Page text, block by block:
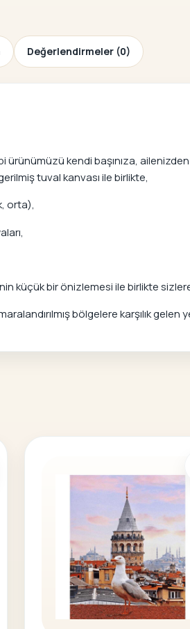
Değerlendirmeler (0)
ürünümüzü kendi başınıza,
tuval kanvası ile birlikte,
orta),
küçük bir önizlemesi ile birlikte
bölgelere karşılık